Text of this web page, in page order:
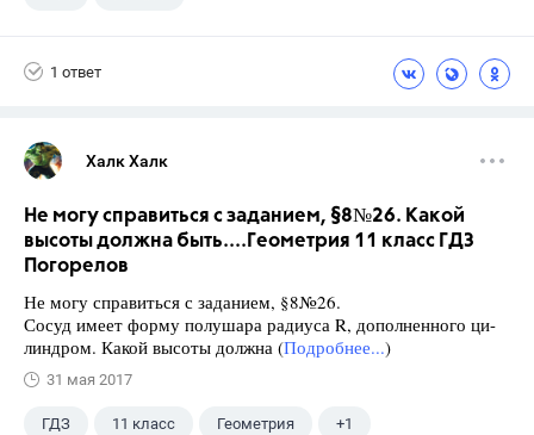
1 ответ
Халк Халк
Не могу справиться с заданием, §8№26. Какой
высоты должна быть....Геометрия 11 класс ГДЗ
Погорелов
Не могу справиться с заданием, §8№26.
Сосуд имеет форму полушара радиуса R, дополненного ци-
линдром. Какой высоты должна (Подробнее...)
31 мая 2017
ГДЗ 11 класс Геометрия +1